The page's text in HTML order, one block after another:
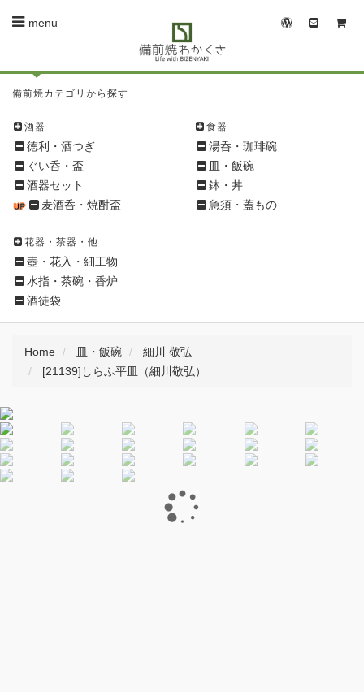
menu
備
焼
シ
ョ
ッ
ン
メ
ニ
ュ
ー
備前焼カテゴリから探す
酒器
徳利・酒つぎ
ぐい呑・盃
酒器セット
麦酒呑・焼酎盃
食器
湯呑・珈琲碗
皿・飯碗
鉢・丼
急須・蓋もの
花器・茶器・他
壺・花入・細工物
水指・茶碗・香炉
酒徒袋
Home 皿・飯碗
細川 敬弘
[21139]しらふ平皿（細川敬弘）